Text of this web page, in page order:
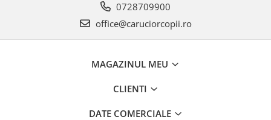
0728709900
office@caruciorcopii.ro
MAGAZINUL MEU
CLIENTI
DATE COMERCIALE